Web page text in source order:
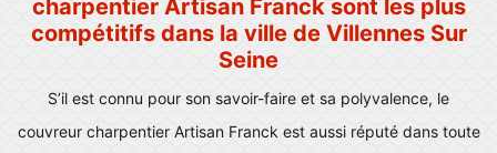
charpentier Artisan Franck sont les plus
compétitifs dans la ville de Villennes Sur
Seine
S’il est connu pour son savoir-faire et sa polyvalence, le
couvreur charpentier Artisan Franck est aussi réputé dans toute